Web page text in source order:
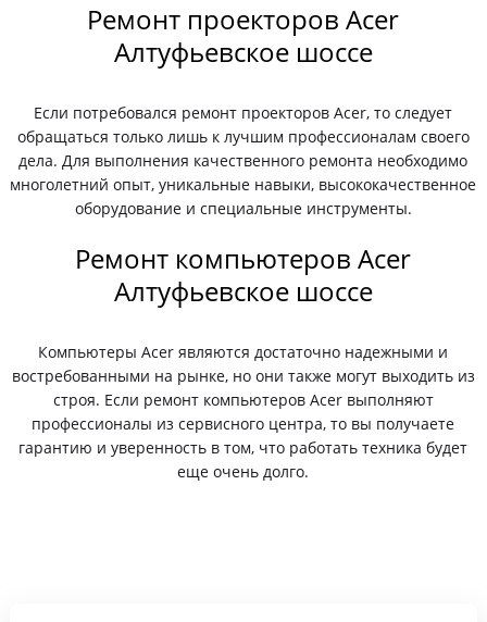
Ремонт проекторов Acer
Алтуфьевское шоссе
Если потребовался ремонт проекторов Acer, то следует
обращаться только лишь к лучшим профессионалам своего
дела. Для выполнения качественного ремонта необходимо
многолетний опыт, уникальные навыки, высококачественное
оборудование и специальные инструменты.
Ремонт компьютеров Acer
Алтуфьевское шоссе
Компьютеры Acer являются достаточно надежными и
востребованными на рынке, но они также могут выходить из
строя. Если ремонт компьютеров Acer выполняют
профессионалы из сервисного центра, то вы получаете
гарантию и уверенность в том, что работать техника будет
еще очень долго.